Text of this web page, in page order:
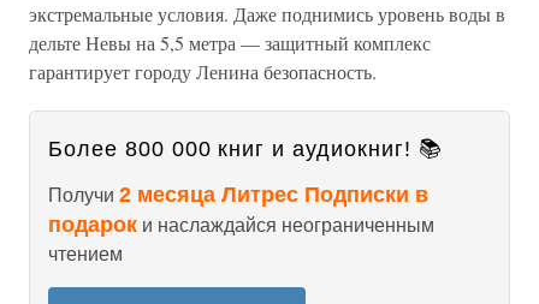
экстремальные условия. Даже поднимись уровень воды в
дельте Невы на 5,5 метра — защитный комплекс
гарантирует городу Ленина безопасность.
Более 800 000 книг и аудиокниг! 📚
Получи 2 месяца Литрес Подписки в
подарок и наслаждайся неограниченным
чтением